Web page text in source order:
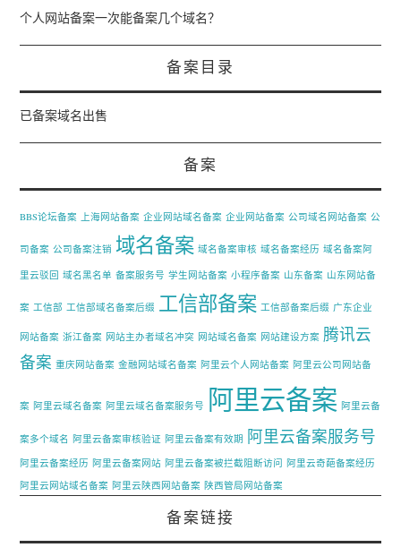
个人网站备案一次能备案几个域名？
备案目录
已备案域名出售
备案
BBS论坛备案 上海网站备案 企业网站域名备案 企业网站备案 公司域名网站备案 公
司备案 公司备案注销 域名备案 域名备案审核 域名备案经历 域名备案阿
里云驳回 域名黑名单 备案服务号 学生网站备案 小程序备案 山东备案 山东网站备
案 工信部 工信部域名备案后缀 工信部备案 工信部备案后缀 广东企业
网站备案 浙江备案 网站主办者域名冲突 网站域名备案 网站建设方案 腾讯云
备案 重庆网站备案 金融网站域名备案 阿里云个人网站备案 阿里云公司网站备
案 阿里云域名备案 阿里云域名备案服务号 阿里云备案 阿里云备
案多个域名 阿里云备案审核验证 阿里云备案有效期 阿里云备案服务号
阿里云备案经历 阿里云备案网站 阿里云备案被拦截阻断访问 阿里云奇葩备案经历
阿里云网站域名备案 阿里云陕西网站备案 陕西管局网站备案
备案链接